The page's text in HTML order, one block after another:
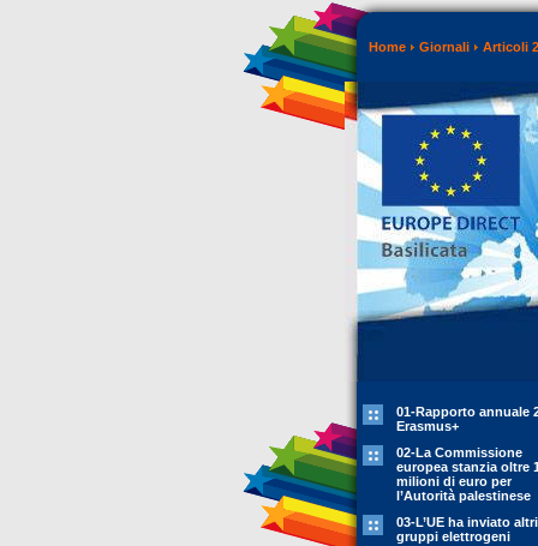
Home Giornali Articoli
01-Rapporto annuale
Erasmus+
02-La Commissione
europea stanzia oltre
milioni di euro per
l’Autorità palestinese
03-L’UE ha inviato
gruppi elettrogeni